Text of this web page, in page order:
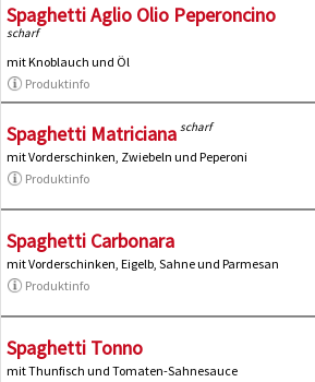
Spaghetti Aglio Olio Peperoncino
scharf
mit Knoblauch und Öl
Produktinfo
Spaghetti Matriciana scharf
mit Vorderschinken, Zwiebeln und Peperoni
Produktinfo
Spaghetti Carbonara
mit Vorderschinken, Eigelb, Sahne und Parmesan
Produktinfo
Spaghetti Tonno
mit Thunfisch und Tomaten-Sahnesauce